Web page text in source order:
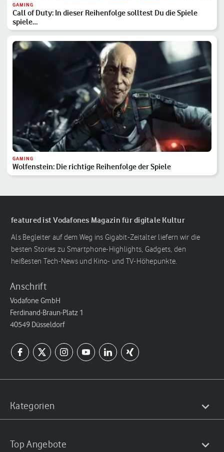
GAMING
Call of Duty: In dieser Reihenfolge solltest Du die Spiele
spiele…
GAMING
Wolfenstein: Die richtige Reihenfolge der Spiele
featured ist Vodafones Magazin für digitale Kultur
Als Begleiter auf dem Weg ins Gigabit-Zeitalter liefern wir die
besten Stories zu Smartphone-Highlights, Gadgets, den
heißesten Tech-News und Kino- und TV-Höhepunkte.
Anschrift
Vodafone GmbH
Ferdinand-Braun-Platz 1
40549 Düsseldorf
Kategorien
Top Angebote